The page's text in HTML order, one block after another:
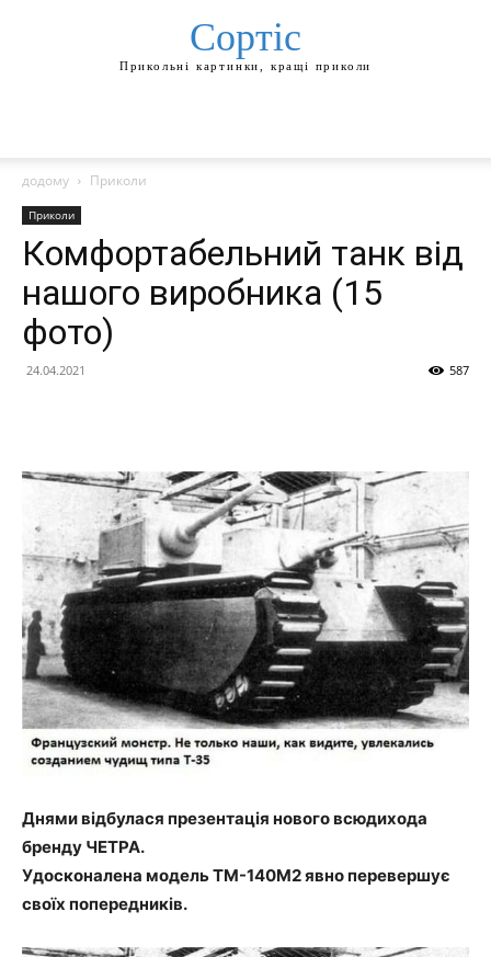
Сортіс
Прикольні картинки, кращі приколи
додому Приколи
Приколи
Комфортабельний танк від
нашого виробника (15
фото)
24.04.2021 587
Днями відбулася презентація нового всюдихода
бренду ЧЕТРА.
Удосконалена модель ТМ-140М2 явно перевершує
своїх попередників.